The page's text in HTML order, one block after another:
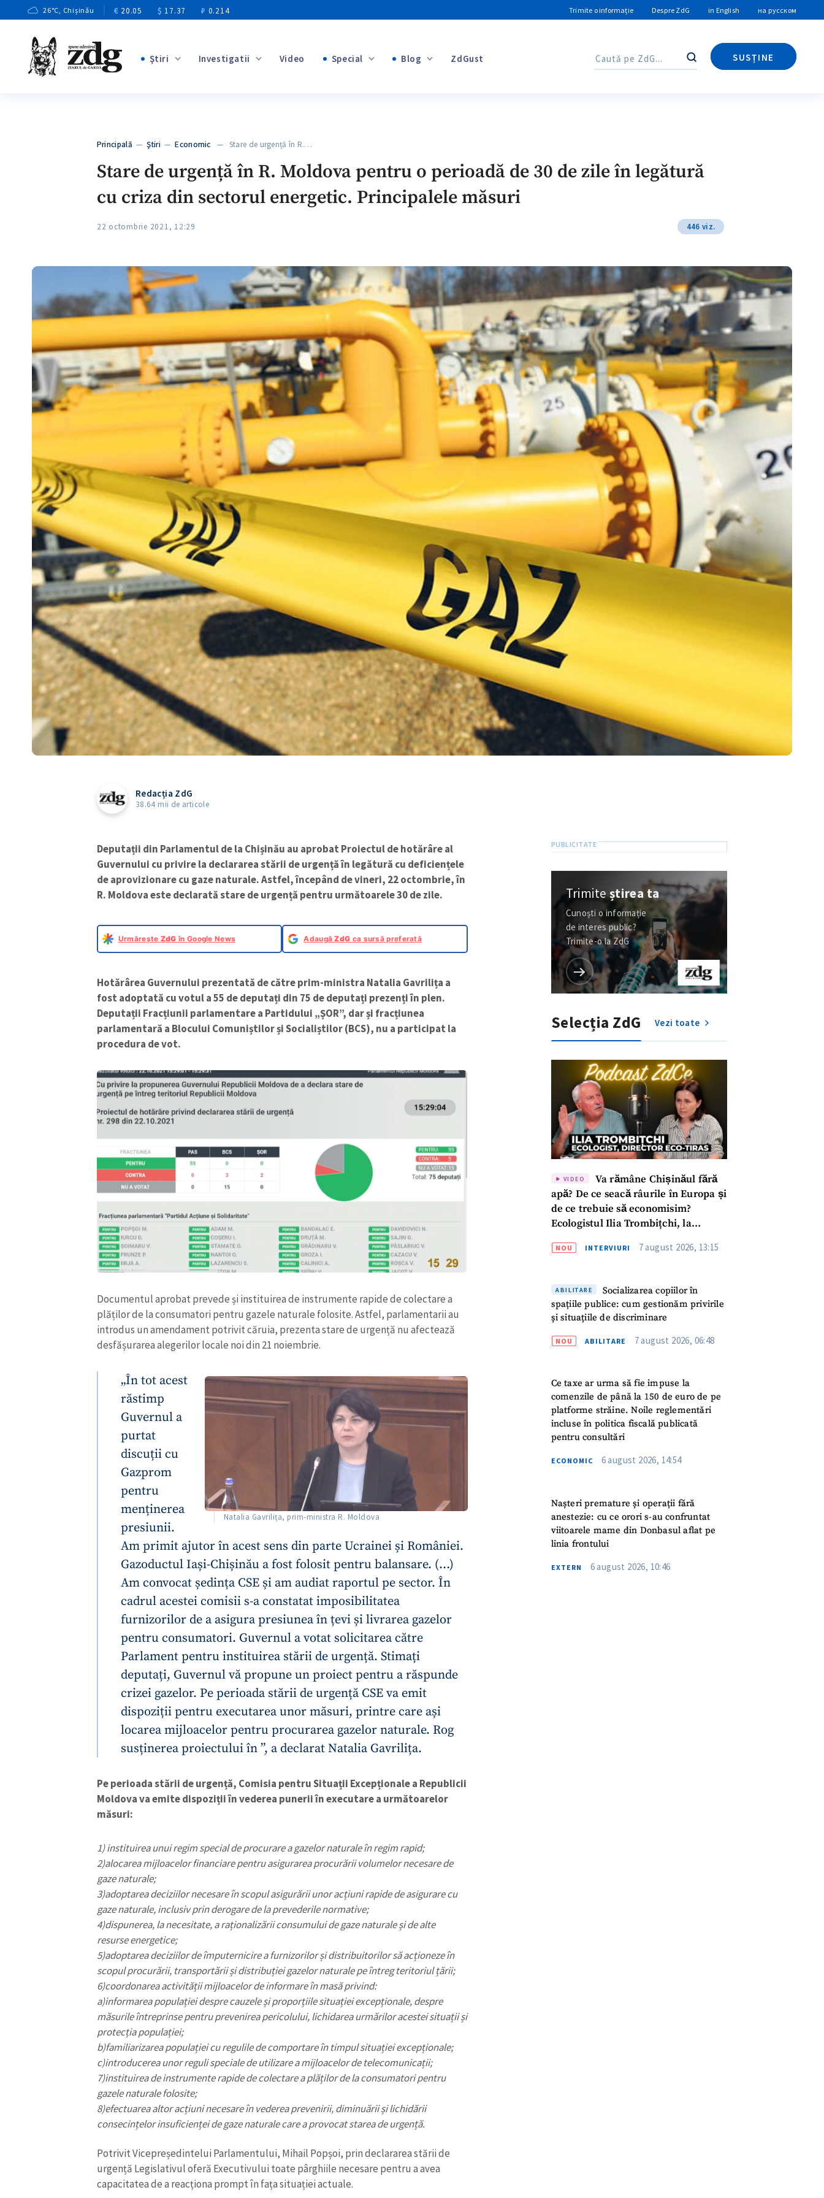
26°C, Chișinău € 20.05 $ 17.37 ₽ 0.214 Trimite o informație Despre ZdG in English на русском
Ştiri Investigatii Video Special Blog
+1
ZdGust Caută
SUSȚINE
Caută
Principală —Ştiri —Economic — Stare de urgență în R.…
Stare de urgență în R. Moldova pentru o perioadă de 30 de zile în legătură
cu criza din sectorul energetic. Principalele măsuri
22 octombrie 2021, 12:29 446 viz.
Redacția ZdG
38.64 mii de articole
Deputații din Parlamentul de la Chișinău au aprobat Proiectul de hotărâre al
Guvernului cu privire la declararea stării de urgență în legătură cu deficiențele
de aprovizionare cu gaze naturale. Astfel, începând de vineri, 22 octombrie, în
R. Moldova este declarată stare de urgență pentru următoarele 30 de zile.
Urmărește ZdG în Google News AdaugăZdG ca sursă preferată
Hotărârea Guvernului prezentată de către prim-ministra Natalia Gavrilița a
fost adoptată cu votul a 55 de deputați din 75 de deputați prezenți în plen.
Deputații Fracțiunii parlamentare a Partidului „ȘOR”, dar și fracțiunea
parlamentară a Blocului Comuniștilor și Socialiștilor (BCS), nu a participat la
procedura de vot.
Documentul aprobat prevede și instituirea de instrumente rapide de colectare a
plăților de la consumatori pentru gazele naturale folosite. Astfel, parlamentarii au
introdus un amendament potrivit căruia, prezenta stare de urgență nu afectează
desfășurarea alegerilor locale noi din 21 noiembrie.
Natalia Gavrilița, prim-ministra R. Moldova
„În tot acest
răstimp
Guvernul a
purtat
discuții cu
Gazprom
pentru
menținerea
presiunii.
Am primit ajutor în acest sens din parte Ucrainei și României.
Gazoductul Iași-Chișinău a fost folosit pentru balansare. (…)
Am convocat ședința CSE și am audiat raportul pe sector. În
cadrul acestei comisii s-a constatat imposibilitatea
furnizorilor de a asigura presiunea în țevi și livrarea gazelor
pentru consumatori. Guvernul a votat solicitarea către
Parlament pentru instituirea stării de urgență. Stimați
deputați, Guvernul vă propune un proiect pentru a răspunde
crizei gazelor. Pe perioada stării de urgență CSE va emit
dispoziții pentru executarea unor măsuri, printre care ași
locarea mijloacelor pentru procurarea gazelor naturale. Rog
susținerea proiectului în ”, a declarat Natalia Gavrilița.
Pe perioada stării de urgență, Comisia pentru Situații Excepționale a Republicii
Moldova va emite dispoziții în vederea punerii în executare a următoarelor
măsuri:
1) instituirea unui regim special de procurare a gazelor naturale în regim rapid;
2)alocarea mijloacelor financiare pentru asigurarea procurării volumelor necesare de
gaze naturale;
3)adoptarea deciziilor necesare în scopul asigurării unor acțiuni rapide de asigurare cu
gaze naturale, inclusiv prin derogare de la prevederile normative;
4)dispunerea, la necesitate, a raționalizării consumului de gaze naturale și de alte
resurse energetice;
5)adoptarea deciziilor de împuternicire a furnizorilor și distribuitorilor să acționeze în
scopul procurării, transportării și distribuției gazelor naturale pe întreg teritoriul țării;
6)coordonarea activității mijloacelor de informare în masă privind:
a)informarea populației despre cauzele și proporțiile situației excepționale, despre
măsurile întreprinse pentru prevenirea pericolului, lichidarea urmărilor acestei situații și
protecția populației;
b)familiarizarea populației cu regulile de comportare în timpul situației excepționale;
c)introducerea unor reguli speciale de utilizare a mijloacelor de telecomunicații;
7)instituirea de instrumente rapide de colectare a plăților de la consumatori pentru
gazele naturale folosite;
8)efectuarea altor acțiuni necesare în vederea prevenirii, diminuării și lichidării
consecințelor insuficienței de gaze naturale care a provocat starea de urgență.
Potrivit Vicepreședintelui Parlamentului, Mihail Popșoi, prin declararea stării de
urgență Legislativul oferă Executivului toate pârghiile necesare pentru a avea
capacitatea de a reacționa prompt în fața situației actuale.
Trimiteștirea ta
Cunoști o informație
de interes public?
Trimite-o la ZdG
Selecția ZdG Vezi toate
VIDEO
Va rămâne Chișinăul fără
apă? De ce seacă râurile în Europa și
de ce trebuie să economisim?
Ecologistul Ilia Trombițchi, la
NOU INTERVIURI 7 august 2026, 13:15
ABILITARE
Socializarea copiilor în
spațiile publice: cum gestionăm privirile
și situațiile de discriminare
NOU ABILITARE 7 august 2026, 06:48
Ce taxe ar urma să fie impuse la
comenzile de până la 150 de euro de pe
platforme străine. Noile reglementări
incluse în politica fiscală publicată
pentru consultări
ECONOMIC 6 august 2026, 14:54
Nașteri premature și operații fără
anestezie: cu ce orori s-au confruntat
viitoarele mame din Donbasul aflat pe
linia frontului
EXTERN 6 august 2026, 10:46
Titlu știre + Adaugă titlu
Link media + Link media
+ Mesajul știrei
+ Numele meu
+ Telefon personal
Am citit și sunt de acord cupolitica de